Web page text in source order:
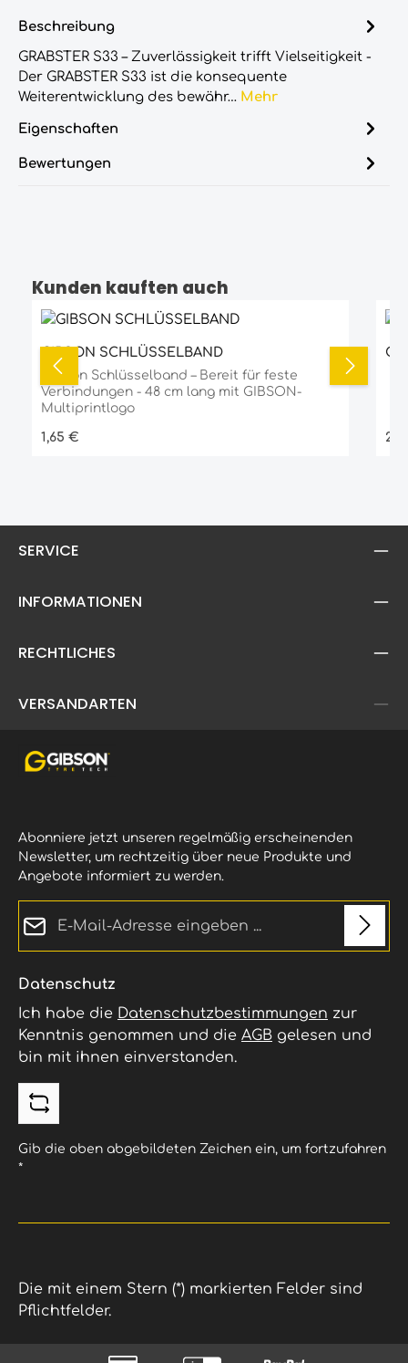
Beschreibung
GRABSTER S33 – Zuverlässigkeit trifft Vielseitigkeit -
Der GRABSTER S33 ist die konsequente
Weiterentwicklung des bewähr… Mehr
Eigenschaften
Bewertungen
Produktgalerie überspringen
Kunden kauften auch
GIBSON SCHLÜSSELBAND
Gibson Schlüsselband – Bereit für feste
Verbindungen - 48 cm lang mit GIBSON-
Multiprintlogo
Regulärer Preis:
1,65 €
SERVICE
INFORMATIONEN
RECHTLICHES
VERSANDARTEN
Abonniere jetzt unseren regelmäßig erscheinenden
Newsletter, um rechtzeitig über neue Produkte und
Angebote informiert zu werden.
Datenschutz
Ich habe die Datenschutzbestimmungen zur
Kenntnis genommen und die AGB gelesen und
bin mit ihnen einverstanden.
Gib die oben abgebildeten Zeichen ein, um fortzufahren
*
Die mit einem Stern (*) markierten Felder sind
Pflichtfelder.